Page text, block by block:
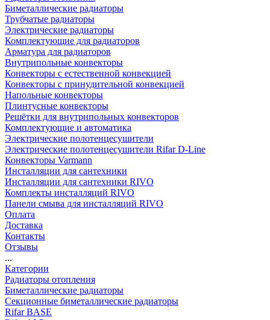
Биметаллические радиаторы
Трубчатые радиаторы
Электрические радиаторы
Комплектующие для радиаторов
Арматура для радиаторов
Внутрипольные конвекторы
Конвекторы с естественной конвекцией
Конвекторы с принудительной конвекцией
Напольные конвекторы
Плинтусные конвекторы
Решётки для внутрипольных конвекторов
Комплектующие и автоматика
Электрические полотенцесушители
Электрические полотенцесушители Rifar D-Line
Конвекторы Varmann
Инсталляции для сантехники
Инсталляции для сантехники RIVO
Комплекты инсталляций RIVO
Панели смыва для инсталляций RIVO
Оплата
Доставка
Контакты
Отзывы
...
Категории
Радиаторы отопления
Биметаллические радиаторы
Секционные биметаллические радиаторы
Rifar BASE